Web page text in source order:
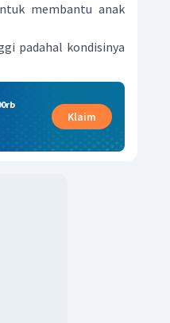
membantu anak
padahal kondisinya
Klaim